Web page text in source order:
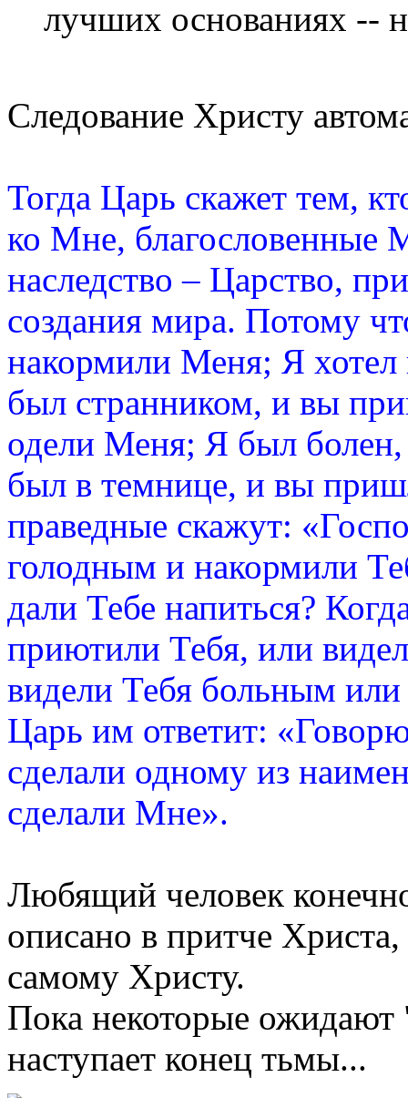
лучших основаниях --
Следование Христу
Тогда Царь скажет тем,
ко Мне, благословенные
наследство – Царство,
создания мира. Потому
накормили Меня; Я
был странником, и вы
одели Меня; Я был
был в темнице, и вы
праведные скажут:
голодным и накормили
дали Тебе напиться?
приютили Тебя, или
видели Тебя больным
Царь им ответит:
сделали одному из
сделали Мне».
Любящий человек
описано в притче Христа,
самому Христу.
Пока некоторые ожидают
наступает конец тьмы...